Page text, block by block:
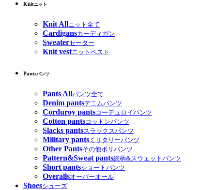
Knitニット
Knit Allニット全て
Cardigansカーディガン
Sweaterセーター
Knit vestニットベスト
Pantsパンツ
Pants Allパンツ全て
Denim pantsデニムパンツ
Corduroy pantsコーデュロイパンツ
Cotton pantsコットンパンツ
Slacks pantsスラックスパンツ
Military pants ミリタリーパンツ
Other Pantsその他ポリパンツ
Pattern&Sweat pants総柄&スウェットパンツ
Short pantsショートパンツ
Overallsオーバーオール
Shoesシューズ